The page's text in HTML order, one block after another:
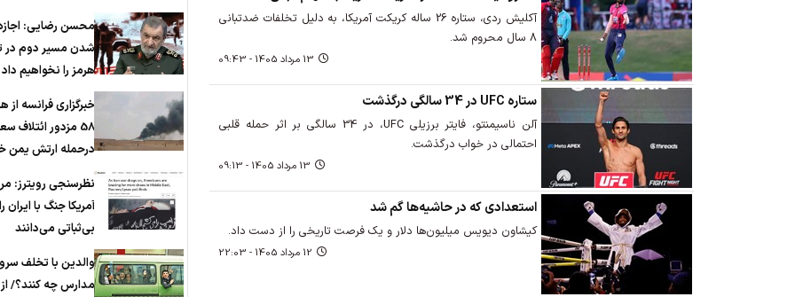
آکلیش ردی، ستاره 26 ساله کریکت آمریکا، به دلیل تخلفات ضدتبانی
8 سال محروم شد.
13 مرداد 1405 - 09:43
ستاره UFC در 34 سالگی درگذشت
آلن ناسیمنتو، فایتر برزیلی UFC، در 34 سالگی بر اثر حمله قلبی
احتمالی در خواب درگذشت.
13 مرداد 1405 - 09:13
استعدادی که در حاشیه‌ها گم شد
کیشاون دیویس میلیون‌ها دلار و یک فرصت تاریخی را از دست داد.
12 مرداد 1405 - 22:03
محسن رضایی: اجازه
شدن مسیر دوم در
هرمز را نخواهیم داد
خبرگزاری فرانسه از
58 مزدور ائتلاف
درحمله ارتش یمن
نظرسنجی رویترز:
آمریکا جنگ با ایران
بی‌ثباتی می‌دانند
والدین با تخلف
مدارس چه کنند؟/ از